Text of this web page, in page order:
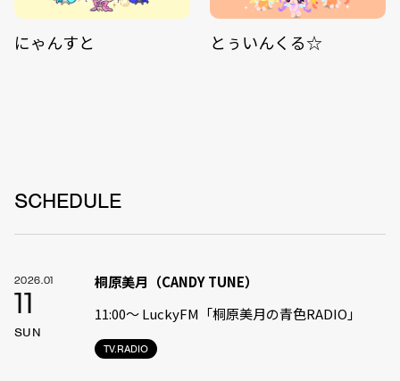
にゃんすと とぅいんくる☆
SCHEDULE
2026.01
11
SUN
TV.RADIO
桐原美月（CANDY TUNE）
11:00〜 LuckyFM「桐原美月の青色RADIO」